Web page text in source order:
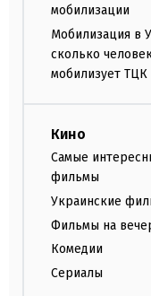
мобилизации
Мобилизация в
сколько
мобилизует ТЦК
Кино
Самые
фильмы
Украинские
Фильмы на
Комедии
Сериалы